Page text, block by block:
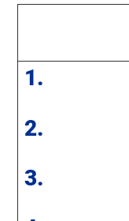
1.
2.
3.